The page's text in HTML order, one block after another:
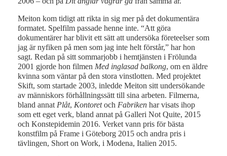
Meiton kom tidigt att rikta in sig mer på det dokumentära
formatet. Spelfilm passade henne inte. “Att göra
dokumentärer har blivit ett sätt att undersöka företeelser som
jag är nyfiken på men som jag inte helt förstår,” har hon
sagt. Redan på sitt sommarjobb i hemtjänsten i Frölunda
2001 gjorde hon filmen Med inglasad balkong, om en äldre
kvinna som väntar på den stora vinstlotten. Med projektet
Skift, som startade 2003, inledde Meiton sitt undersökande
av människors förhållningssätt till sina arbeten. Filmerna,
bland annat Plåt, Kontoretoch Fabriken har visats ihop
som ett eget verk, bland annat på Galleri Not Quite, 2015
och Konstepidemin 2016. Verket vann pris för bästa
konstfilm på Frame i Göteborg 2015 och andra pris i
tävlingen, Short on Work, i Modena, Italien 2015.